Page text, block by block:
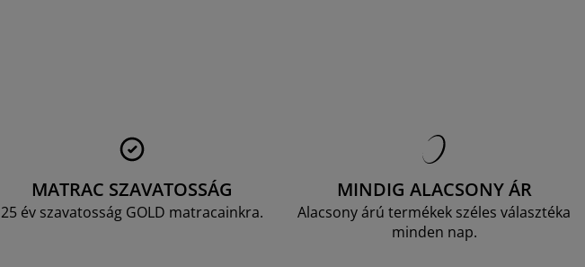
MATRAC SZAVATOSSÁG
25 év szavatosság GOLD matracainkra.
MINDIG ALACSONY ÁR
Alacsony árú termékek széles választéka
minden nap.